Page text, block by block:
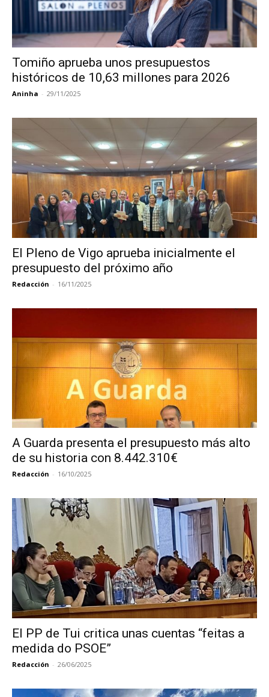
Tomiño aprueba unos presupuestos
históricos de 10,63 millones para 2026
Aninha - 29/11/2025
El Pleno de Vigo aprueba inicialmente el
presupuesto del próximo año
Redacción - 16/11/2025
A Guarda presenta el presupuesto más alto
de su historia con 8.442.310€
Redacción - 16/10/2025
El PP de Tui critica unas cuentas “feitas a
medida do PSOE”
Redacción - 26/06/2025